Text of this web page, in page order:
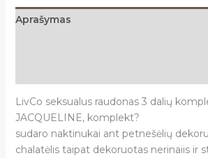
Aprašymas
LivCo seksualus raudonas 3 dalių
JACQUELINE, komplekt?
sudaro naktinukai ant petnešėlių
chalatėlis taipat dekoruotas nerinaiis ir